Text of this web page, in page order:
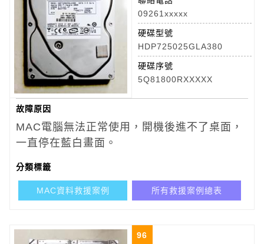
09261xxxxx
硬碟型號
HDP725025GLA380
硬碟序號
5Q81800RXXXXX
故障原因
MAC電腦無法正常使用，開機後進不了桌面，
一直停在藍白畫面。
分類標籤
MAC資料救援案例 所有救援案例總表
96